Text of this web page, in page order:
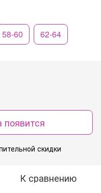
58-60 62-64
появится
скидки
К сравнению